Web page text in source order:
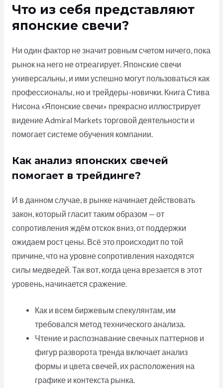
Что из себя представляют
японские свечи?
Ни один фактор не значит ровным счетом ничего, пока
рынок на него не отреагирует. Японские свечи
универсальны, и ими успешно могут пользоваться как
профессионалы, но и трейдеры-новички. Книга Стива
Нисона «Японские свечи» прекрасно иллюстрирует
видение Admiral Markets торговой деятельности и
помогает системе обучения компании.
Как анализ японских свечей
помогает в трейдинге?
И в данном случае, в рынке начинает действовать
закон, который гласит таким образом — от
сопротивления ждём отскок вниз, от поддержки
ожидаем рост цены. Всё это происходит по той
причине, что на уровне сопротивления находятся
силы медведей. Так вот, когда цена врезается в этот
уровень, начинается сражение.
Как и всем биржевым спекулянтам, им
требовался метод технического анализа.
Чтение и распознавание свечных паттернов и
фигур разворота тренда включает анализ
формы и цвета свечей, их расположения на
графике и контекста рынка.